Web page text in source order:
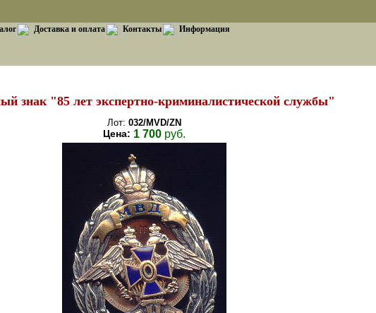
Доставка и оплата Контакты Информация
знак "85 лет экспертно-криминалистической службы"
Лот: 032/MVD/ZN
Цена: 1 700руб.